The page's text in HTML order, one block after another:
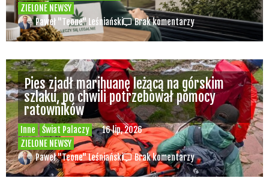
ZIELONE NEWSY
Paweł "Teone" Leśniański Brak komentarzy
Inne
Świat Palaczy
ZIELONE NEWSY
16 lip, 2026
Pies zjadł marihuanę leżącą na górskim
szlaku, po chwili potrzebował pomocy
ratowników
Paweł "Teone" Leśniański Brak komentarzy